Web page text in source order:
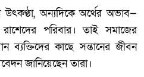
উৎকণ্ঠা, অন্যদিকে অর্থের অভাব—
পরিবার। তাই সমাজের
ব্যক্তিদের কাছে সন্তানের জীবন
জানিয়েছেন তারা।